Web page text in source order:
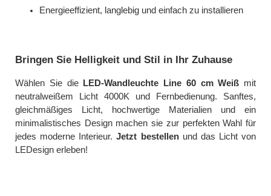
Energieeffizient, langlebig und einfach zu installieren
Bringen Sie Helligkeit und Stil in Ihr Zuhause
Wählen Sie die LED-Wandleuchte Line 60 cm Weiß mit
neutralweißem Licht 4000K und Fernbedienung. Sanftes,
gleichmäßiges Licht, hochwertige Materialien und ein
minimalistisches Design machen sie zur perfekten Wahl für
jedes moderne Interieur.Jetzt bestellenund das Licht von
LEDesign erleben!